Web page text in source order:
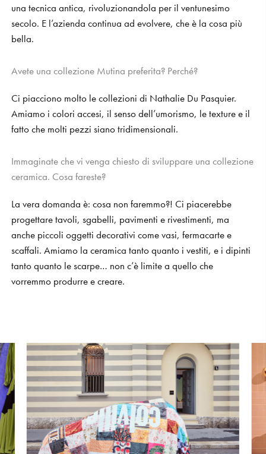
una tecnica antica, rivoluzionandola per il ventunesimo
secolo. E l’azienda continua ad evolvere, che è la cosa più
bella.
Avete una collezione Mutina preferita? Perché?
Ci piacciono molto le collezioni di Nathalie Du Pasquier.
Amiamo i colori accesi, il senso dell’umorismo, le texture e il
fatto che molti pezzi siano tridimensionali.
Immaginate che vi venga chiesto di sviluppare una collezione
ceramica. Cosa fareste?
La vera domanda è: cosa non faremmo?! Ci piacerebbe
progettare tavoli, sgabelli, pavimenti e rivestimenti, ma
anche piccoli oggetti decorativi come vasi, fermacarte e
scaffali. Amiamo la ceramica tanto quanto i vestiti, e i dipinti
tanto quanto le scarpe… non c’è limite a quello che
vorremmo produrre e creare.